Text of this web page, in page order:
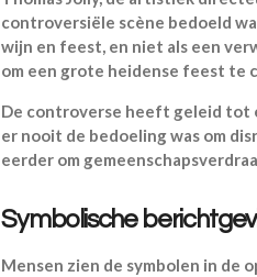
controversiële scène bedoeld
wijn en feest, en niet als een
om een grote heidense feest te
De controverse heeft geleid tot
er nooit de bedoeling was om
eerder om
Symbolische
Mensen zien de symbolen in de